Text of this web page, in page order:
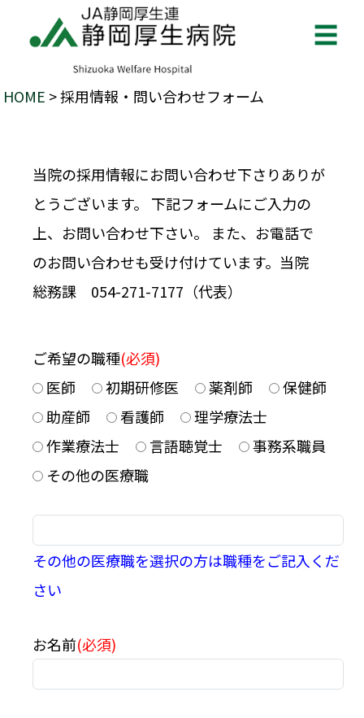
☰
HOME > 採用情報・問い合わせフォーム
当院の採用情報にお問い合わせ下さりありが
とうございます。 下記フォームにご入力の
上、お問い合わせ下さい。 また、お電話で
のお問い合わせも受け付けています。当院
総務課 054-271-7177（代表）
ご希望の職種(必須)
医師
初期研修医 薬剤師
保健師
助産師
看護師
理学療法士
作業療法士
言語聴覚士
事務系職員
その他の医療職
その他の医療職を選択の方は職種をご記入くだ
さい
お名前(必須)